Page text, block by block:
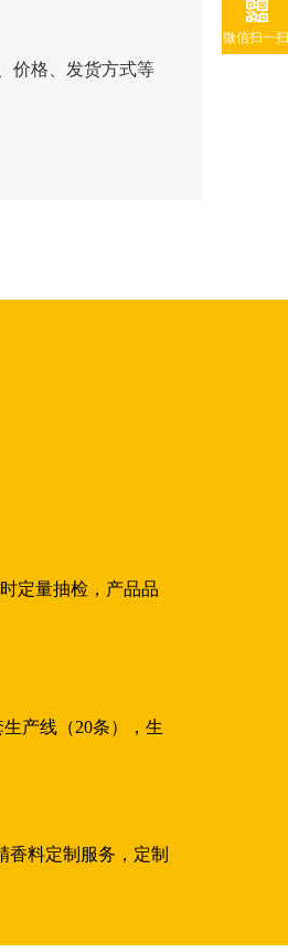
价格、发货方式等
定量抽检，产品品
产线（20条），生
香料定制服务，定制
微信扫一扫